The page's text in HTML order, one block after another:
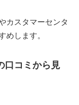
カスタマーセンタ
めします。
口コミから見